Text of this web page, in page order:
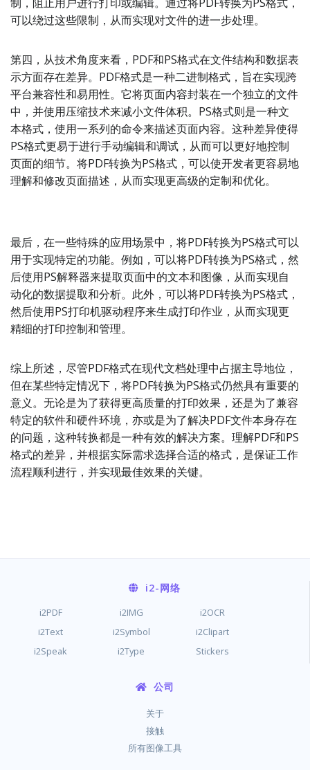
可以绕过这些限制，从而实现对文件的进一步处理。
第四，从技术角度来看，PDF和PS格式在文件结构和数据表
示方面存在差异。PDF格式是一种二进制格式，旨在实现跨
平台兼容性和易用性。它将页面内容封装在一个独立的文件
中，并使用压缩技术来减小文件体积。PS格式则是一种文
本格式，使用一系列的命令来描述页面内容。这种差异使得
PS格式更易于进行手动编辑和调试，从而可以更好地控制
页面的细节。将PDF转换为PS格式，可以使开发者更容易地
理解和修改页面描述，从而实现更高级的定制和优化。
最后，在一些特殊的应用场景中，将PDF转换为PS格式可以
用于实现特定的功能。例如，可以将PDF转换为PS格式，然
后使用PS解释器来提取页面中的文本和图像，从而实现自
动化的数据提取和分析。此外，可以将PDF转换为PS格式，
然后使用PS打印机驱动程序来生成打印作业，从而实现更
精细的打印控制和管理。
综上所述，尽管PDF格式在现代文档处理中占据主导地位，
但在某些特定情况下，将PDF转换为PS格式仍然具有重要的
意义。无论是为了获得更高质量的打印效果，还是为了兼容
特定的软件和硬件环境，亦或是为了解决PDF文件本身存在
的问题，这种转换都是一种有效的解决方案。理解PDF和PS
格式的差异，并根据实际需求选择合适的格式，是保证工作
流程顺利进行，并实现最佳效果的关键。
i2-网络
i2PDF i2IMG
i2OCR
i2Text
i2Symbol
i2Clipart
i2Speak
i2Type Stickers
公司
关于
接触
所有图像工具